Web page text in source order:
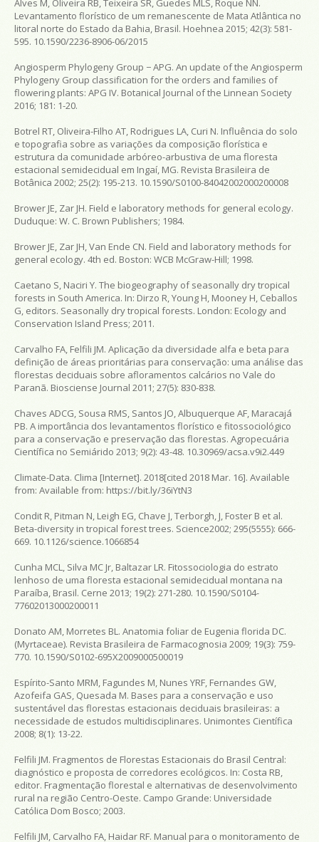
Alves M, Oliveira RB, Teixeira SR, Guedes MLS, Roque NN.
Levantamento florístico de um remanescente de Mata Atlântica no
litoral norte do Estado da Bahia, Brasil. Hoehnea 2015; 42(3): 581-
595. 10.1590/2236-8906-06/2015
Angiosperm Phylogeny Group − APG. An update of the Angiosperm
Phylogeny Group classification for the orders and families of
flowering plants: APG IV. Botanical Journal of the Linnean Society
2016; 181: 1-20.
Botrel RT, Oliveira-Filho AT, Rodrigues LA, Curi N. Influência do solo
e topografia sobre as variações da composição florística e
estrutura da comunidade arbóreo-arbustiva de uma floresta
estacional semidecidual em Ingaí, MG. Revista Brasileira de
Botânica 2002; 25(2): 195-213. 10.1590/S0100-84042002000200008
Brower JE, Zar JH. Field e laboratory methods for general ecology.
Duduque: W. C. Brown Publishers; 1984.
Brower JE, Zar JH, Van Ende CN. Field and laboratory methods for
general ecology. 4th ed. Boston: WCB McGraw-Hill; 1998.
Caetano S, Naciri Y. The biogeography of seasonally dry tropical
forests in South America. In: Dirzo R, Young H, Mooney H, Ceballos
G, editors. Seasonally dry tropical forests. London: Ecology and
Conservation Island Press; 2011.
Carvalho FA, Felfili JM. Aplicação da diversidade alfa e beta para
definição de áreas prioritárias para conservação: uma análise das
florestas deciduais sobre afloramentos calcários no Vale do
Paranã. Biosciense Journal 2011; 27(5): 830-838.
Chaves ADCG, Sousa RMS, Santos JO, Albuquerque AF, Maracajá
PB. A importância dos levantamentos florístico e fitossociológico
para a conservação e preservação das florestas. Agropecuária
Científica no Semiárido 2013; 9(2): 43-48. 10.30969/acsa.v9i2.449
Climate-Data. Clima [Internet]. 2018[cited 2018 Mar. 16]. Available
from: Available from: https://bit.ly/36iYtN3
Condit R, Pitman N, Leigh EG, Chave J, Terborgh, J, Foster B et al.
Beta-diversity in tropical forest trees. Science2002; 295(5555): 666-
669. 10.1126/science.1066854
Cunha MCL, Silva MC Jr, Baltazar LR. Fitossociologia do estrato
lenhoso de uma floresta estacional semidecidual montana na
Paraíba, Brasil. Cerne 2013; 19(2): 271-280. 10.1590/S0104-
77602013000200011
Donato AM, Morretes BL. Anatomia foliar de Eugenia florida DC.
(Myrtaceae). Revista Brasileira de Farmacognosia 2009; 19(3): 759-
770. 10.1590/S0102-695X2009000500019
Espírito-Santo MRM, Fagundes M, Nunes YRF, Fernandes GW,
Azofeifa GAS, Quesada M. Bases para a conservação e uso
sustentável das florestas estacionais deciduais brasileiras: a
necessidade de estudos multidisciplinares. Unimontes Científica
2008; 8(1): 13-22.
Felfili JM. Fragmentos de Florestas Estacionais do Brasil Central:
diagnóstico e proposta de corredores ecológicos. In: Costa RB,
editor. Fragmentação florestal e alternativas de desenvolvimento
rural na região Centro-Oeste. Campo Grande: Universidade
Católica Dom Bosco; 2003.
Felfili JM, Carvalho FA, Haidar RF. Manual para o monitoramento de